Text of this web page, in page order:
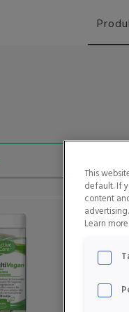
This
default. If
content
Learn